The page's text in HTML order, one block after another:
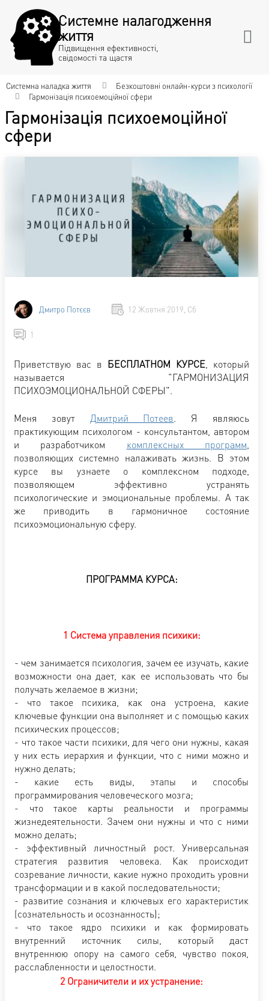
Системне налагодження
життя
Підвищення ефективності,
свідомості та щастя
Системна наладка життя
Безкоштовні онлайн-курси з психології
Гармонізація психоемоційної сфери
Гармонізація психоемоційної
сфери
Дмитро Потєєв 12 Жовтня 2019, Сб
1
Приветствую вас в БЕСПЛАТНОМ КУРСЕ , который
называется "ГАРМОНИЗАЦИЯ
ПСИХОЭМОЦИОНАЛЬНОЙ СФЕРЫ".
Меня зовут Дмитрий Потеев. Я являюсь
практикующим психологом - консультантом, автором
и разработчиком комплексных программ
позволяющих системно налаживать жизнь. В этом
курсе вы узнаете о комплексном подходе,
позволяющем эффективно устранять
психологические и эмоциональные проблемы. А так
же приводить в гармоничное состояние
психоэмоциональную сферу.
ПРОГРАММА КУРСА:
1 Система управления психики:
- чем занимается психология, зачем ее изучать, какие
возможности она дает, как ее использовать что бы
получать желаемое в жизни;
- что такое психика, как она устроена, какие
ключевые функции она выполняет и с помощью каких
психических процессов;
- что такое части психики, для чего они нужны, какая
у них есть иерархия и функции, что с ними можно и
нужно делать;
- какие есть виды, этапы и способы
программирования человеческого мозга;
- что такое карты реальности и программы
жизнедеятельности. Зачем они нужны и что с ними
можно делать;
- эффективный личностный рост. Универсальная
стратегия развития человека. Как происходит
созревание личности, какие нужно проходить уровни
трансформации и в какой последовательности;
- развитие сознания и ключевых его характеристик
(сознательность и осознанность);
- что такое ядро психики и как формировать
внутренний источник силы, который даст
внутреннюю опору на самого себя, чувство покоя,
расслабленности и целостности.
2 Ограничители и их устранение: